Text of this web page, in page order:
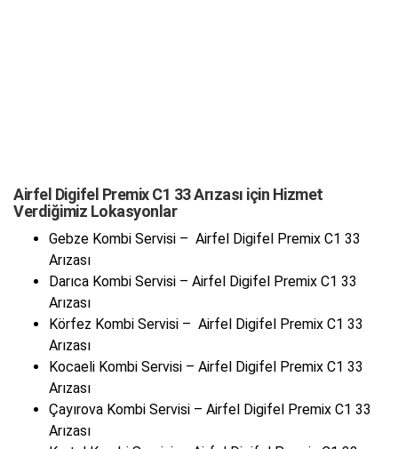
Airfel Digifel Premix C1 33 Arızası için Hizmet
Verdiğimiz Lokasyonlar
Gebze Kombi Servisi – Airfel Digifel Premix C1 33
Arızası
Darıca Kombi Servisi – Airfel Digifel Premix C1 33
Arızası
Körfez Kombi Servisi – Airfel Digifel Premix C1 33
Arızası
Kocaeli Kombi Servisi – Airfel Digifel Premix C1 33
Arızası
Çayırova Kombi Servisi – Airfel Digifel Premix C1 33
Arızası